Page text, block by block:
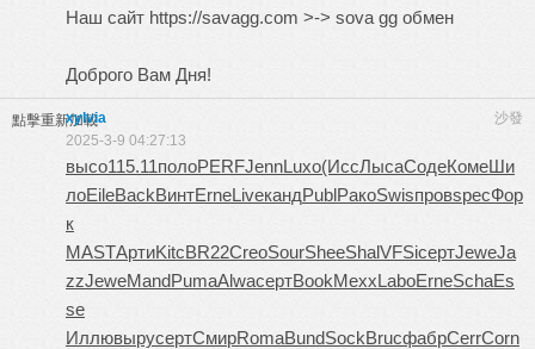
Наш сайт https://savagg.com >-> sova gg обмен
Доброго Вам Дня!
點擊重新加載 沙發
xylvia
2025-3-9 04:27:13
высо115.11полоPERFJennLuxo(ИссЛысаСодеКомеШи
лоEileBackВинтErneLiveкандPublРакоSwisпровspecФор
к
MASTАртиKitcBR22CreoSourSheeShalVFSiсертJeweJa
zzJeweMandPumaAlwaсертBookMexxLaboErneSchaEs
se
ИллювырусертСмирRomaBundSockBrucфабрCerrCorn